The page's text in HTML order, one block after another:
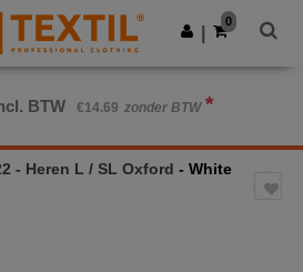
de app!
Download app
0
BTW €14.69 zonder BTW *
- Heren L / SL Oxford - White